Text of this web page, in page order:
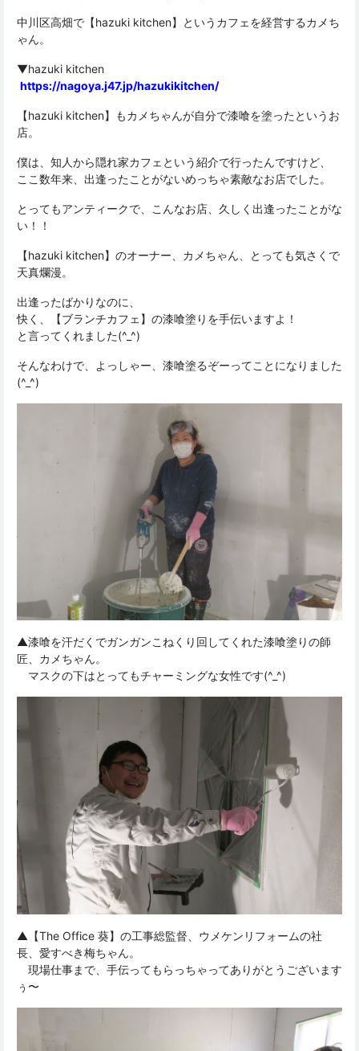
中川区高畑で【hazuki kitchen】というカフェを経営するカメち
ゃん。
▼hazuki kitchen
https://nagoya.j47.jp/hazukikitchen/
【hazuki kitchen】もカメちゃんが自分で漆喰を塗ったというお
店。
僕は、知人から隠れ家カフェという紹介で行ったんですけど、
ここ数年来、出逢ったことがないめっちゃ素敵なお店でした。
とってもアンティークで、こんなお店、久しく出逢ったことがな
い！！
【hazuki kitchen】のオーナー、カメちゃん、とっても気さくで
天真爛漫。
出逢ったばかりなのに、
快く、【ブランチカフェ】の漆喰塗りを手伝いますよ！
と言ってくれました(^_^)
そんなわけで、よっしゃー、漆喰塗るぞーってことになりました
(^_^)
▲漆喰を汗だくでガンガンこねくり回してくれた漆喰塗りの師
匠、カメちゃん。
マスクの下はとってもチャーミングな女性です(^_^)
▲【The Office 葵】の工事総監督、ウメケンリフォームの社
長、愛すべき梅ちゃん。
現場仕事まで、手伝ってもらっちゃってありがとうございます
ぅ〜